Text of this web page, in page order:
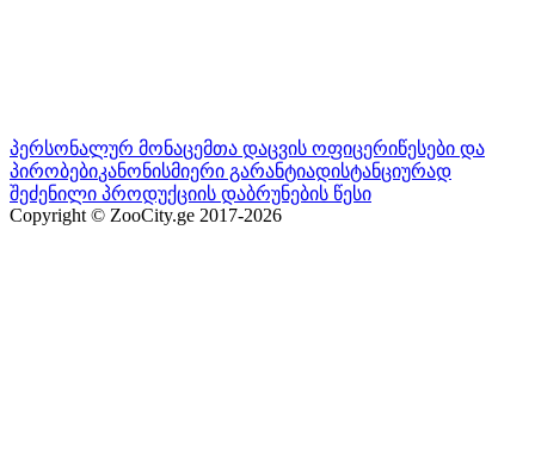
პერსონალურ მონაცემთა დაცვის ოფიცერიწესები და
პირობებიკანონისმიერი გარანტიადისტანციურად
შეძენილი პროდუქციის დაბრუნების წესი
Copyright © ZooCity.ge 2017-2026